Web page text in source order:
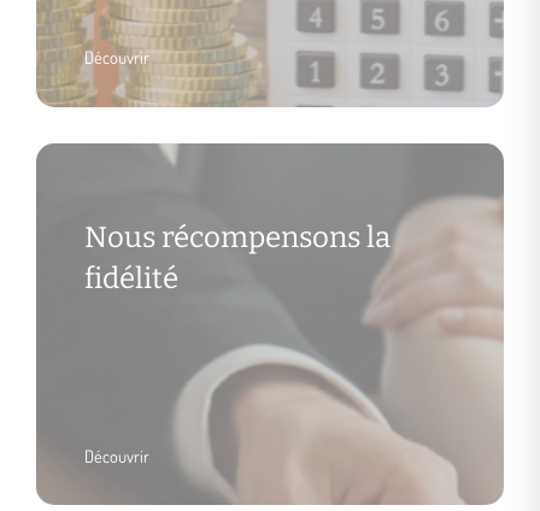
Découvrir
Nous récompensons la
fidélité
Découvrir